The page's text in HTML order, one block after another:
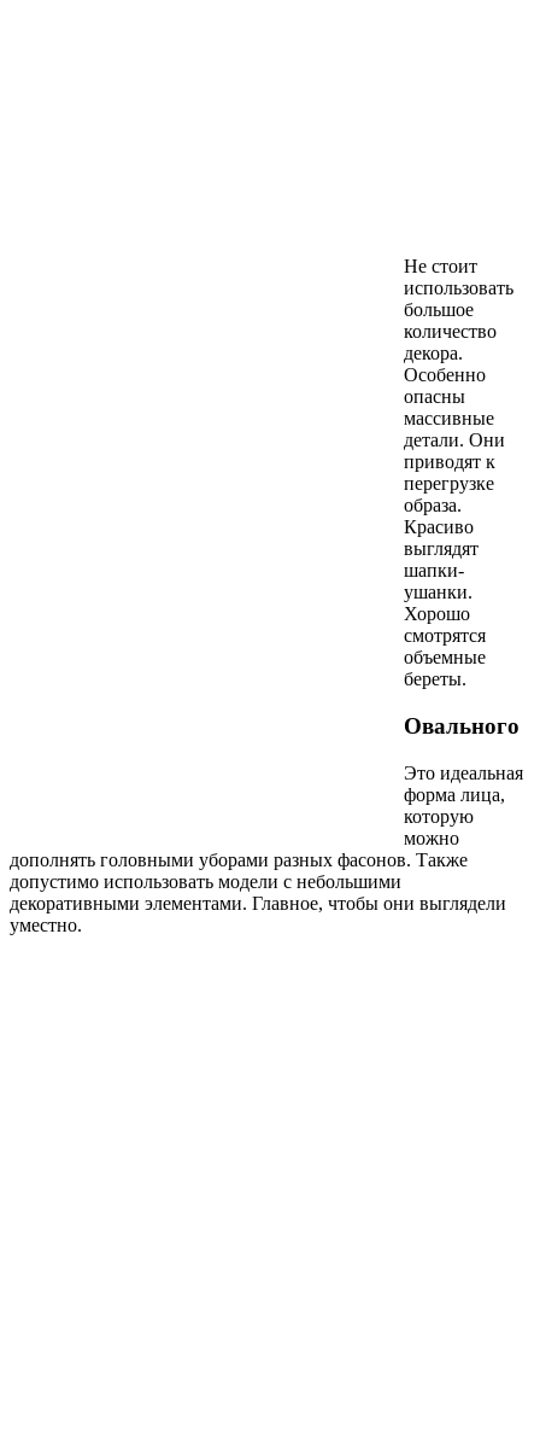
Не стоит
использовать
большое
количество
декора.
Особенно
опасны
массивные
детали. Они
приводят к
перегрузке
образа.
Красиво
выглядят
шапки-
ушанки.
Хорошо
смотрятся
объемные
береты.
Овального
Это идеальная
форма лица,
которую
можно
дополнять головными уборами разных фасонов. Также
допустимо использовать модели с небольшими
декоративными элементами. Главное, чтобы они выглядели
уместно.